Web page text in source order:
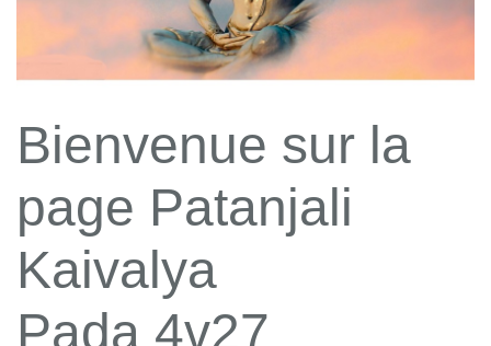
Bienvenue sur la
page Patanjali
Kaivalya
Pada 4v27